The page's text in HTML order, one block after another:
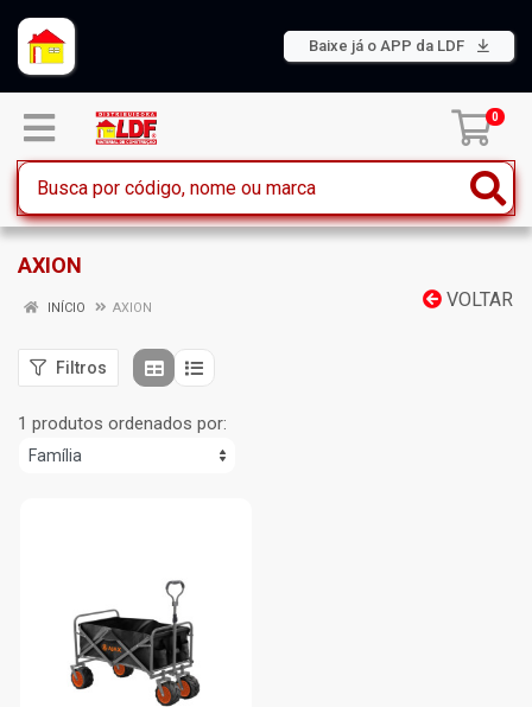
Baixe já o APP da LDF
0
AXION
VOLTAR
INÍCIO AXION
Filtros
1 produtos ordenados por: